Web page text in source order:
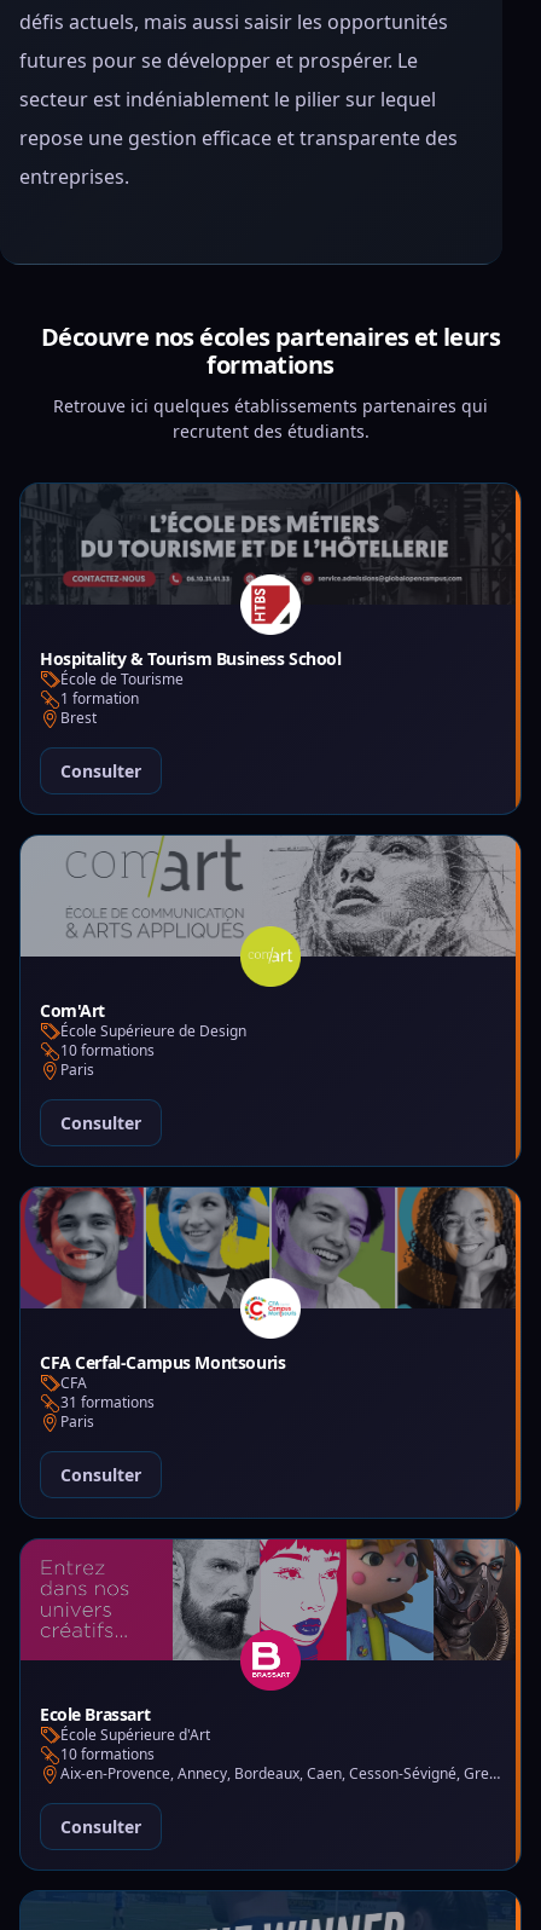
défis actuels, mais aussi saisir les opportunités
futures pour se développer et prospérer. Le
secteur est indéniablement le pilier sur lequel
repose une gestion efficace et transparente des
entreprises.
Découvre nos écoles partenaires et leurs
formations
Retrouve ici quelques établissements partenaires qui
recrutent des étudiants.
Hospitality & Tourism Business School
École de Tourisme
1 formation
Brest
Consulter
Com'Art
École Supérieure de Design
10 formations
Paris
Consulter
CFA Cerfal-Campus Montsouris
CFA
31 formations
Paris
Consulter
Ecole Brassart
École Supérieure d'Art
10 formations
Aix-en-Provence, Annecy, Bordeaux, Caen, Cesson-Sévigné, Grenoble, Lille, Lyon, Montpellier, Nantes, Nice, Paris, Toulouse, Tours
Consulter